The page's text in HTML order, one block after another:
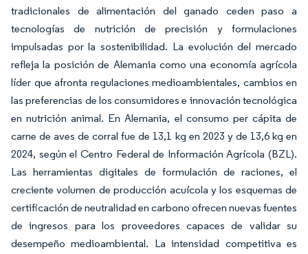
tradicionales de alimentación del ganado ceden paso a
tecnologías de nutrición de precisión y formulaciones
impulsadas por la sostenibilidad. La evolución del mercado
refleja la posición de Alemania como una economía agrícola
líder que afronta regulaciones medioambientales, cambios en
las preferencias de los consumidores e innovación tecnológica
en nutrición animal. En Alemania, el consumo per cápita de
carne de aves de corral fue de 13,1 kg en 2023 y de 13,6 kg en
2024, según el Centro Federal de Información Agrícola (BZL).
Las herramientas digitales de formulación de raciones, el
creciente volumen de producción acuícola y los esquemas de
certificación de neutralidad en carbono ofrecen nuevas fuentes
de ingresos para los proveedores capaces de validar su
desempeño medioambiental. La intensidad competitiva es